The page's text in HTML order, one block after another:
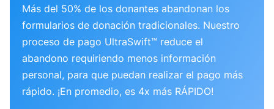
Más del 50% de los donantes abandonan los
formularios de donación tradicionales. Nuestro
proceso de pago UltraSwift™ reduce el
abandono requiriendo menos información
personal, para que puedan realizar el pago más
rápido. ¡En promedio, es 4x más RÁPIDO!